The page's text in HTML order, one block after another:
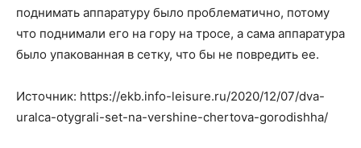
поднимать аппаратуру было проблематично, потому
что поднимали его на гору на тросе, а сама аппаратура
было упакованная в сетку, что бы не повредить ее.
Источник: https://ekb.info-leisure.ru/2020/12/07/dva-
uralca-otygrali-set-na-vershine-chertova-gorodishha/